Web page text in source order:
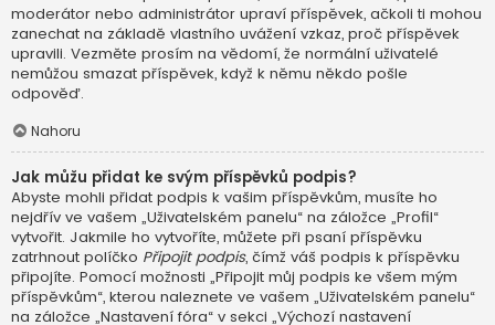
moderátor nebo administrátor upraví příspěvek, ačkoli ti mohou
zanechat na základě vlastního uvážení vzkaz, proč příspěvek
upravili. Vezměte prosím na vědomí, že normální uživatelé
nemůžou smazat příspěvek, když k němu někdo pošle
odpověď.
Nahoru
Jak můžu přidat ke svým příspěvků podpis?
Abyste mohli přidat podpis k vašim příspěvkům, musíte ho
nejdřív ve vašem „Uživatelském panelu“ na záložce „Profil“
vytvořit. Jakmile ho vytvoříte, můžete při psaní příspěvku
zatrhnout políčko Připojit podpis, čímž váš podpis k příspěvku
připojíte. Pomocí možnosti „Připojit můj podpis ke všem mým
příspěvkům“, kterou naleznete ve vašem „Uživatelském panelu“
na záložce „Nastavení fóra“ v sekci „Výchozí nastavení